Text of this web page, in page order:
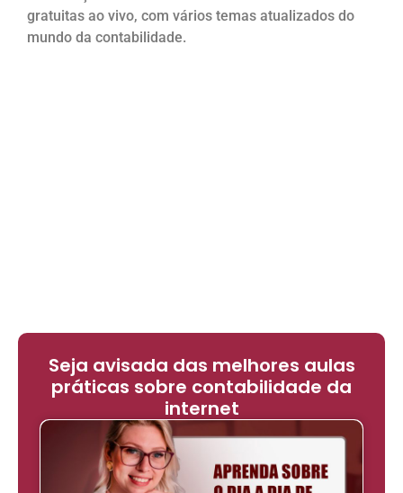
gratuitas ao vivo, com vários temas atualizados do
mundo da contabilidade.
Seja avisada das melhores aulas
práticas sobre contabilidade da
internet